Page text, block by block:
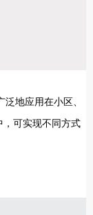
地应用在小区、
，可实现不同方式